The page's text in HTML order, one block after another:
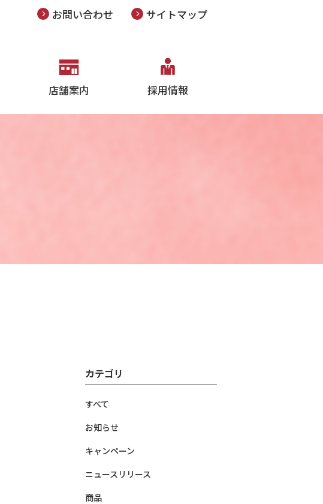
店舗案内 採用情報
お問い合わせ サイトマップ
カテゴリ
すべて
お知らせ
キャンペーン
ニュースリリース
商品